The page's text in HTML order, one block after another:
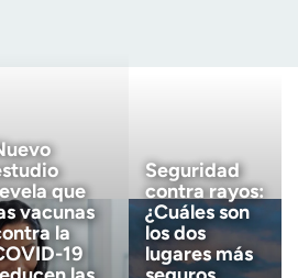
Correo electrónico (obligatorio)
que
vacunas
la
19
Seguridad
contra rayos:
¿Cuáles son
los dos
lugares más